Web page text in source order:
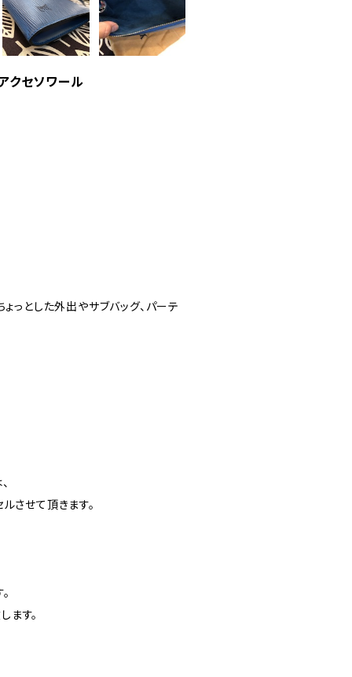
クセソワール
っとした外出やサブバッグ、パーテ
させて頂きます。
ます。